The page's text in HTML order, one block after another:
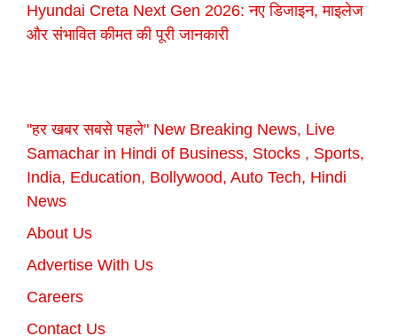
Hyundai Creta Next Gen 2026: नए डिजाइन, माइलेज
और संभावित कीमत की पूरी जानकारी
"हर खबर सबसे पहले" New Breaking News, Live
Samachar in Hindi of Business, Stocks , Sports,
India, Education, Bollywood, Auto Tech, Hindi
News
About Us
Advertise With Us
Careers
Contact Us